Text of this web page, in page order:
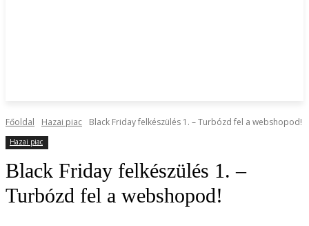
Főoldal Hazai piac Black Friday felkészülés 1. – Turbózd fel a webshopod!
Hazai piac
Black Friday felkészülés 1. –
Turbózd fel a webshopod!